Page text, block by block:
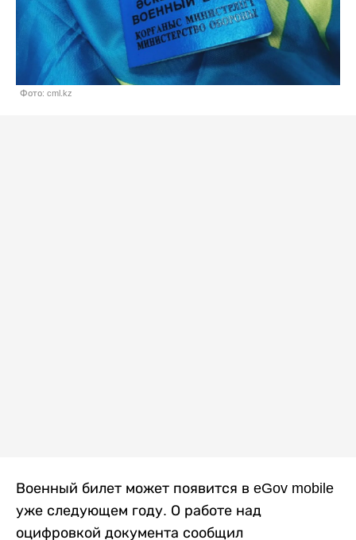
Фото: cml.kz
Военный билет может появится в eGov mobile
уже следующем году. О работе над
оцифровкой документа сообщил